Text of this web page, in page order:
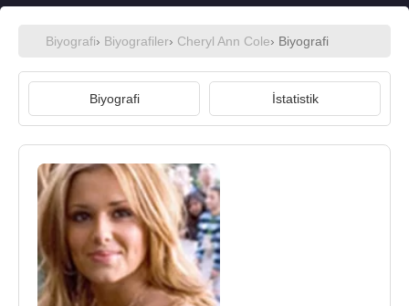
Biyografi› Biyografiler› Cheryl Ann Cole› Biyografi
Biyografi İstatistik